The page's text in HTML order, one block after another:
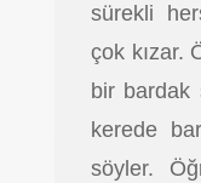
sürekli
çok kızar.
bir bardak
kerede
söyler.